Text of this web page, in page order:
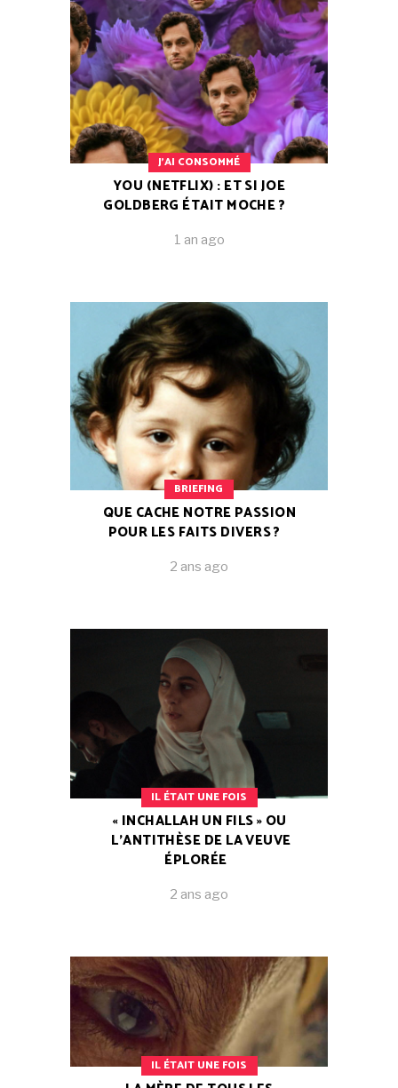
J'AI CONSOMMÉ
YOU (NETFLIX) : ET SI JOE
GOLDBERG ÉTAIT MOCHE ?
1 an ago
BRIEFING
QUE CACHE NOTRE PASSION
POUR LES FAITS DIVERS ?
2 ans ago
IL ÉTAIT UNE FOIS
« INCHALLAH UN FILS » OU
L’ANTITHÈSE DE LA VEUVE
ÉPLORÉE
2 ans ago
IL ÉTAIT UNE FOIS